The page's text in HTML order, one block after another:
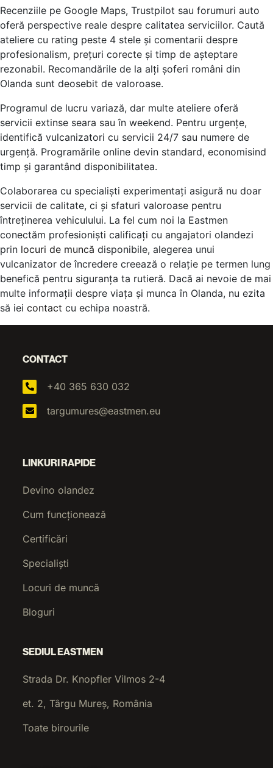
Recenziile pe Google Maps, Trustpilot sau forumuri auto
oferă perspective reale despre calitatea serviciilor. Caută
ateliere cu rating peste 4 stele și comentarii despre
profesionalism, prețuri corecte și timp de așteptare
rezonabil. Recomandările de la alți șoferi români din
Olanda sunt deosebit de valoroase.
Programul de lucru variază, dar multe ateliere oferă
servicii extinse seara sau în weekend. Pentru urgențe,
identifică vulcanizatori cu servicii 24/7 sau numere de
urgență. Programările online devin standard, economisind
timp și garantând disponibilitatea.
Colaborarea cu specialiști experimentați asigură nu doar
servicii de calitate, ci și sfaturi valoroase pentru
întreținerea vehiculului. La fel cum noi la Eastmen
conectăm profesioniști calificați cu angajatori olandezi
prin locuri de muncă disponibile, alegerea unui
vulcanizator de încredere creează o relație pe termen lung
benefică pentru siguranța ta rutieră. Dacă ai nevoie de mai
multe informații despre viața și munca în Olanda, nu ezita
să iei contact cu echipa noastră.
CONTACT
+40 365 630 032
targumures@eastmen.eu
LINKURI RAPIDE
Devino olandez
Cum funcționează
Certificări
Specialiști
Locuri de muncă
Bloguri
SEDIUL EASTMEN
Strada Dr. Knopfler Vilmos 2-4
et. 2, Târgu Mureș, România
Toate birourile